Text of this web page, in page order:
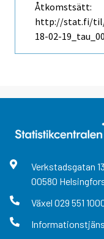
Åtkomstsätt:
http://stat.fi/til/
18-02-
Verkstadsgatan 13
00580
Växel 029 551